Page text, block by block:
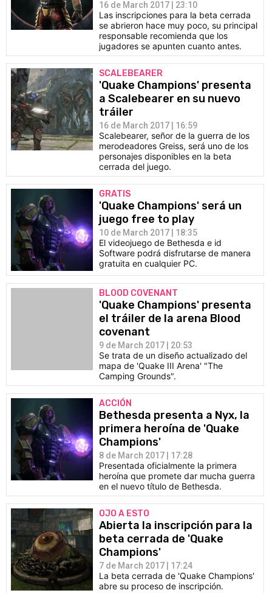
16 de March 2017 | 23:10
Las inscripciones para la beta cerrada
se abrieron hace muy poco, su principal
responsable recomienda que los
jugadores se apunten cuanto antes.
SCALEBEARER
'Quake Champions' presenta
a Scalebearer en su nuevo
tráiler
16 de March 2017 | 16:59
Scalebearer, señor de la guerra de los
merodeadores Greiss, será uno de los
personajes disponibles en la beta
cerrada del juego.
GRATIS
'Quake Champions' será un
juego free to play
10 de March 2017 | 18:35
El videojuego de Bethesda e id
Software podrá disfrutarse de manera
gratuita en cualquier PC.
BLOOD COVENANT
'Quake Champions' presenta
el tráiler de la arena Blood
covenant
9 de March 2017 | 20:53
Se trata de un diseño actualizado del
mapa de 'Quake III Arena' "The
Camping Grounds".
ACCIÓN
Bethesda presenta a Nyx, la
primera heroína de 'Quake
Champions'
8 de March 2017 | 17:28
Presentada oficialmente la primera
heroína que promete dar mucha guerra
en el nuevo título de Bethesda.
OJO A ESTO
Abierta la inscripción para la
beta cerrada de 'Quake
Champions'
7 de March 2017 | 17:24
La beta cerrada de 'Quake Champions'
abre su proceso de inscripción.